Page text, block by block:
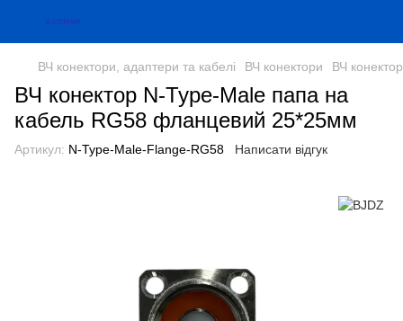
ВЧ конектори, адаптери та кабелі ВЧ конектори ВЧ
ВЧ конектор N-Type-Male папа на
кабель RG58 фланцевий 25*25мм
Артикул: N-Type-Male-Flange-RG58 Написати відгук